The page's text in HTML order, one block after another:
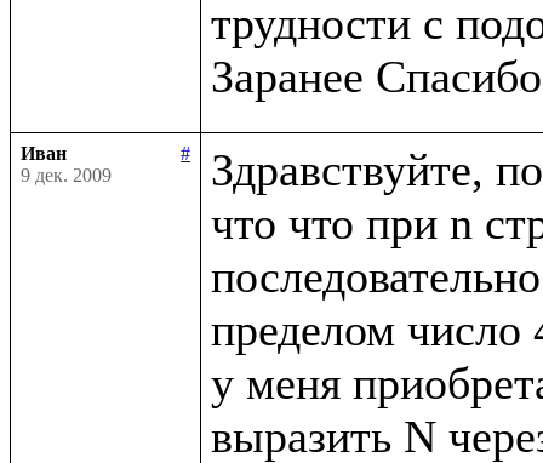
трудности с
Иван
#
9 дек. 2009
Здравствуйте,
что что при n
пределом число
у меня
выразить N